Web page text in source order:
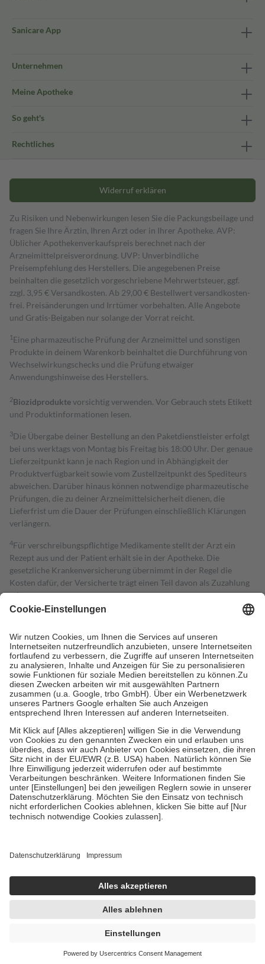
Sanicare App
Unternehmen
Meine Apotheke
So geht's
Rechtliches
Widerruf erklären
Zu Risiken und Nebenwirkungen lesen Sie die Packungsbeilage und
fragen Sie Ihre Ärztin, Ihren Arzt oder in Ihrer Apotheke. AVP:
Üblicher Apothekenverkaufspreis berechnet nach der
Arzneimittelpreisverordnung. UVP: Unverbindliche
Preisempfehlung des Herstellers. Die angegebenen Preise
beinhalten die gesetzlich vorgeschriebene Mehrwertsteuer, ggf.
zzgl. 3,95 € Versandkosten. Ab 29,00 € Bestell­wert versand­kosten­
frei. Preisänderungen und Irrtümer vorbehalten. Alle Angebote
und Gratis-Beigaben nur solange der Vorrat reicht.
1 Eine pharmazeutische Prüfung der Arzneimittel und sonstigen
Produkte in deinem Warenkorb beinhaltet die Durchführung von
Wechselwirkungschecks und die Prüfung etwaiger
Anwendungshinweise des Herstellers.
2Biozidproduktevorsichtig verwenden. Vor Gebrauch stets Etikett
und Produktinformationen lesen.
3Die Übergabe deiner Bestellung an den Paketdienstleister erfolgt
bei uns werktags von Montag bis Freitag bis 18:00 Uhr. Der genaue
Lieferzeitpunkt kann je nach Region und in Abhängigkeit der
Produktverfügbarkeit sowie vom Zustellzeitpunkt des Spediteurs
abweichen. Darüber hinaus können notwendige pharmazeutische
Prüfungen, die zu deiner Arzneimittelsicherheit dienen, die
Lieferfrist um die Dauer der Prüfungen einschließlich Klärungen
verlängern.
4Für verschreibungspflichtige Medikamente stellt der Arzt ein
Rezept aus und der Patient erhält sie in der Apotheke. Die
gesetzliche Krankenversicherung übernimmt in der Regel die
Kosten dafür, der Versicherte trägt einen Teil davon als Zuzahlung
mit.
Grundsätzlich leisten Mitglieder Zuzahlungen in Höhe von zehn
höchstens zehn Euro.
Es sind jedoch nie mehr als die tatsächlichen
Kosten der Leistung zu entrichten.
Diese Regeln gelten grundsätzlich auch für Online-Apotheken.
Bei Heilmitteln und häuslicher Krankenpflege beträgt die
Zuzahlung zehn Prozent der Kosten sowie zehn Euro je
Verordnung.
Um das Engagement der Versicherten für ihre eigene Gesundheit zu
stärken und die besondere Stellung der Familie zu unterstützen,
fallenkeine Zuzahlungenan bei:
• Kindern und Jugendlichen bis zum vollendeten 18. Lebensjahr
mit Ausnahme der Fahrkosten
• Untersuchungen zur Vorsorge und Früherkennung, die von der
GKV getragen werden
• empfohlenen Schutzimpfungen
• Harn- und Blutteststreifen
getroffen, um sicherzustellen, dass es sich um echte Bewertungen
https://help.etrusted.com/hc/de/articles/4419944605341
Einige Bilder und Inhalte wurden unter Zuhilfenahme künstlicher